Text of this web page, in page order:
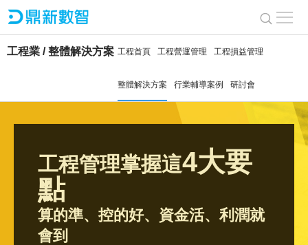
工程業 / 整體解決方案 工程首頁 工程營運管理 工程損益管理
整體解決方案 行業輔導案例 研討會
工程管理掌握這4大要
點
算的準、控的好、資金活、利潤就
會到